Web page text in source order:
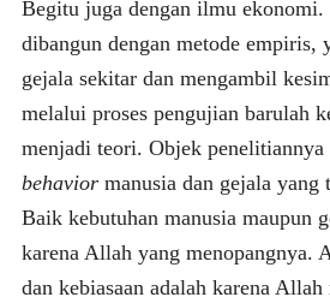
Begitu juga dengan ilmu
dibangun dengan metode empiris,
gejala sekitar dan mengambil
melalui proses pengujian barulah
menjadi teori. Objek penelitiannya
behaviormanusia dan gejala yang
Baik kebutuhan manusia maupun
karena Allah yang menopangnya.
dan kebiasaan adalah karena Allah